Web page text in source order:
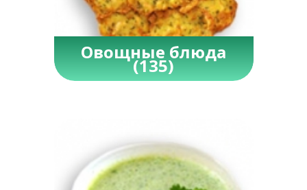
Овощные блюда
(135)